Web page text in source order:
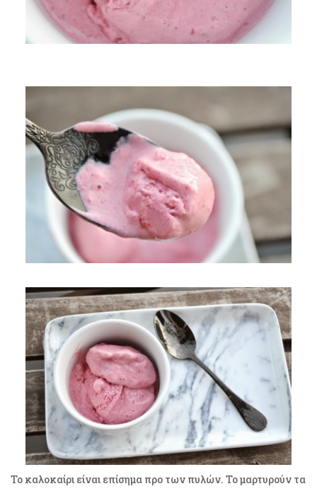
Το καλοκαίρι είναι επίσημα προ των πυλών. Το μαρτυρούν τα